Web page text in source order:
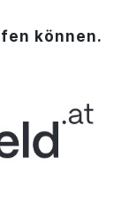
können.